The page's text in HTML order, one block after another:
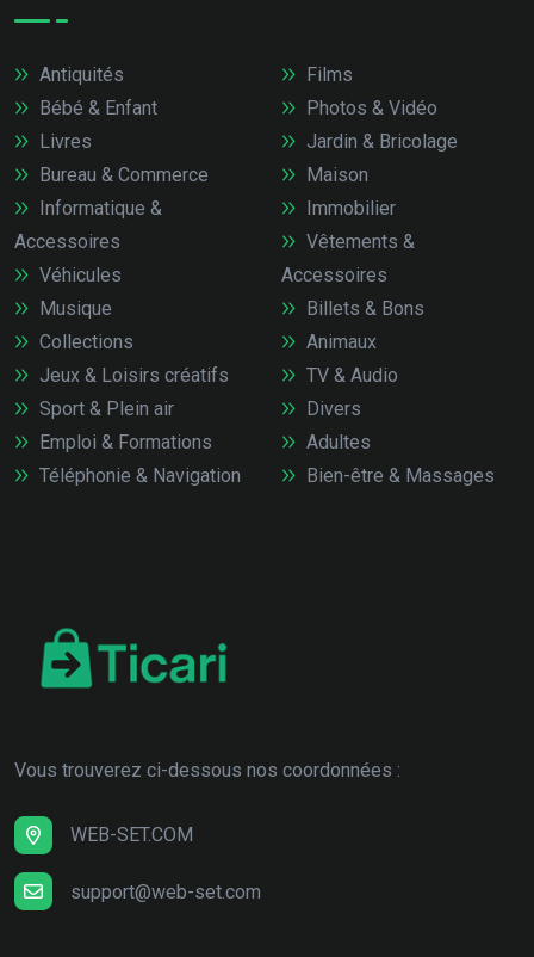
Antiquités
Bébé & Enfant
Livres
Bureau & Commerce
Informatique &
Accessoires
Véhicules
Films
Photos & Vidéo
Jardin & Bricolage
Maison
Immobilier
Vêtements &
Accessoires
Musique
Collections
Jeux & Loisirs créatifs
Sport & Plein air
Emploi & Formations
Téléphonie & Navigation
Billets & Bons
Animaux
TV & Audio
Divers
Adultes
Bien-être & Massages
Vous trouverez ci-dessous nos coordonnées :
WEB-SET.COM
support@web-set.com